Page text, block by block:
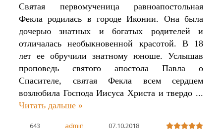
Святая первомученица равноапостольная
Фекла родилась в городе Иконии. Она была
дочерью знатных и богатых родителей и
отличалась необыкновенной красотой. В 18
лет ее обручили знатному юноше. Услышав
проповедь святого апостола Павла о
Спасителе, святая Фекла всем сердцем
возлюбила Господа Иисуса Христа и твердо ...
Читать дальше »
643 admin 07.10.2018